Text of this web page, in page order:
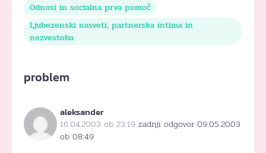
Odnosi in socialna prva pomoč
Ljubezenski nasveti, partnerska intima in
nezvestoba
problem
aleksander
16.04.2003 ob 23:19 zadnji odgovor 09.05.2003
ob 08:49